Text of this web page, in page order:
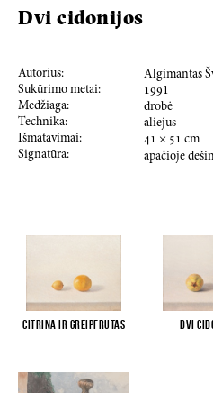
Dvi cidonijos
Autorius: Algimantas
Sukūrimo metai:
1991
Medžiaga:
drobė
Technika:
aliejus
Išmatavimai:
41 × 51 cm
Signatūra:
apačioje
Citrina ir greipfrutas Dvi